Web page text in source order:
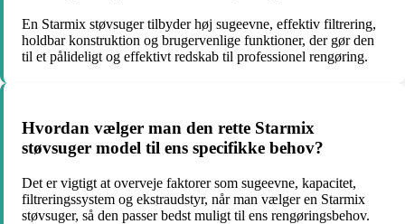
En Starmix støvsuger tilbyder høj sugeevne, effektiv filtrering,
holdbar konstruktion og brugervenlige funktioner, der gør den
til et pålideligt og effektivt redskab til professionel rengøring.
Hvordan vælger man den rette Starmix
støvsuger model til ens specifikke behov?
Det er vigtigt at overveje faktorer som sugeevne, kapacitet,
filtreringssystem og ekstraudstyr, når man vælger en Starmix
støvsuger, så den passer bedst muligt til ens rengøringsbehov.